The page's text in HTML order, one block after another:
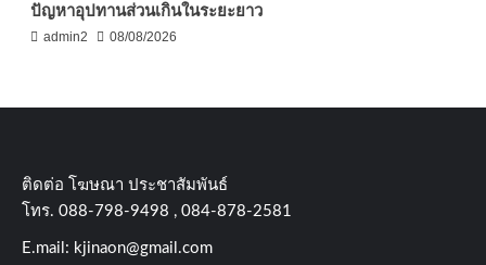
ปัญหาอุปทานส่วนเกินในระยะยาว
admin2 08/08/2026
ติดต่อ​ โฆษณา​ ประชาสัมพันธ์
โทร​. 088-798-9498 , 084-878-2581
E.mail: kjinaon@gmail.com